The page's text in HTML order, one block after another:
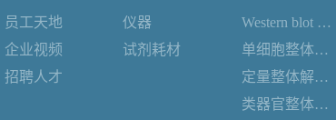
员工天地
企业视频
招聘人才
仪器
试剂耗材
Western blot 整体解决方案
单细胞整体解决方案
定量整体解决方案
类器官整体解决方案